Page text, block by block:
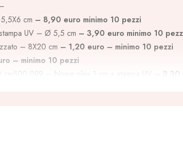
cm – 8,90 euro minimo 10 pezzi
UV – Ø 5,5 cm – 3,90 euro minimo 10
– 8X20 cm – 1,20 euro – minimo 10 pezzi
– minimo 10 pezzi
– Nome plex 1 cm + stampa UV
–